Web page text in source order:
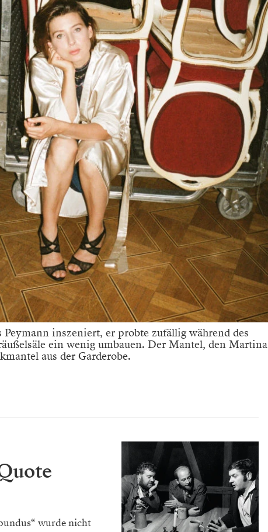
Peymann inszeniert, er probte zufällig während des
ein wenig umbauen. Der Mantel, den Martina
aus der Garderobe.
wurde nicht